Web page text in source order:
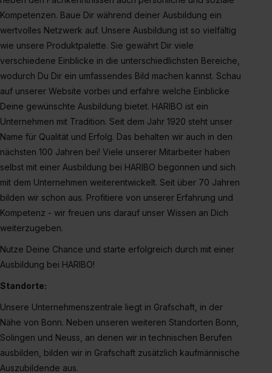
erlauben“. Die Einwilligung zur Platzierung von Cookies
der Kategorien „Präferenzen“, „Statistiken“ und „Social
Media und Marketing“ umfasst hierbei die Einwilligung
zur Übermittlung deiner Daten in die USA (Art. 49 Abs. 1
S. 1 lit. a) DS-GVO). Die USA verfügen über kein
Wirkung für die Zukunft ganz oder teilweise über unsere
Einstellungen“ widerrufen. Weitere Informationen zu den
einzelnen Cookies findest du durch Klick auf „Details
zeigen“. Weitere Informationen:Datenschutzerklärung
Impressum.
Kompetenzen. Baue Dir während deiner Ausbildung ein
wertvolles Netzwerk auf. Unsere Ausbildung ist so vielfältig
wie unsere Produktpalette. Sie gewährt Dir viele
verschiedene Einblicke in die unterschiedlichsten Bereiche,
wodurch Du Dir ein umfassendes Bild machen kannst. Schau
auf unserer Website vorbei und erfahre welche Einblicke
Deine gewünschte Ausbildung bietet. HARIBO ist ein
Unternehmen mit Tradition. Seit dem Jahr 1920 steht unser
Name für Qualität und Erfolg. Das behalten wir auch in den
nächsten 100 Jahren bei! Viele unserer Mitarbeiter haben
selbst mit einer Ausbildung bei HARIBO begonnen und sich
mit dem Unternehmen weiterentwickelt. Seit über 70 Jahren
bilden wir schon aus. Profitiere von unserer Erfahrung und
Kompetenz - wir freuen uns darauf unser Wissen an Dich
weiterzugeben.
Nutze Deine Chance und starte erfolgreich durch mit einer
Ausbildung bei HARIBO!
Standorte:
Unsere Unternehmenszentrale liegt in Grafschaft, in der
Nähe von Bonn. Neben unseren weiteren Standorten Bonn,
Solingen und Neuss, an denen wir in technischen Berufen
ausbilden, bilden wir in Grafschaft zusätzlich kaufmännische
Auszubildende aus.